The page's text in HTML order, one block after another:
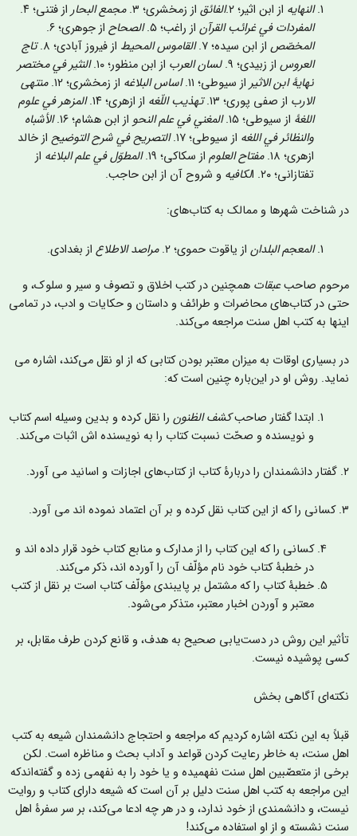
النهایهاز ابن اثیر؛ ٢. الفائقاز زمخشری؛ ٣. مجمع البحاراز فتنی؛ ۴.
المفردات في غرائب القرآناز راغب؛ ۵. الصحاحاز جوهری؛ ۶.
المخصّصاز ابن سيده؛ ۷. القاموس المحيطاز فیروز آبادی؛ ۸.
تاج
العروساز زبیدی؛ ۹. لسان العرباز ابن منظور؛ ۱۰.
النثير في مختصر
نهايۀ ابن الاثیراز سیوطی؛ ۱۱. اساس البلاغهاز زمخشری؛ ۱۲.
منتهی
الارباز صفی پوری؛ ۱۳. تهذيب اللّغهاز ازهری؛ ۱۴.
المزهر في علوم
اللغۀاز سیوطی؛ ۱۵. المغني في علم النحواز ابن هشام؛ ۱۶.
الأشباه
والنظائر في اللغهاز سیوطی؛ ۱۷. التصريح في شرح التوضيحاز خالد
ازهری؛ ۱۸.
مفتاح العلوماز سکاکی؛ ۱۹. المطوّل في علم البلاغهاز
تفتازانی؛ ۲۰. ا
لکافيهو شروح آن از ابن حاجب.
شناخت شهرها و ممالک به کتاب‌های:
المعجم البلداناز یاقوت حموی؛ ۲. مراصد الاطلاعاز بغدادی.
صاحبعبقاتهمچنین در کتب اخلاق و تصوف و سیر و سلوک، و
در کتاب‌های محاضرات و طرائف و داستان و حکایات و ادب، در تمامی
به کتب اهل سنت مراجعه می‌کند.
بسیاری اوقات به میزان معتبر بودن کتابی که از او نقل می‌کند، اشاره می
روش او در این‌باره چنین است که:
ابتدا گفتار صاحبکشف الظنونرا نقل کرده و بدین وسیله اسم کتاب
و نویسنده و صحّت نسبت کتاب را به نویسنده اش اثبات می‌کند.
کسانی را که این کتاب را از مدارک و منابع کتاب خود قرار داده اند و
در خطبۀ کتاب خود نام مؤلّف آن را آورده اند، ذکر می‌کند.
خطبۀ کتاب را که مشتمل بر پایبندی مؤلّف کتاب است بر نقل از کتب
معتبر و آوردن اخبار معتبر، متذکر می‌شود.
این روش در دست‌یابی صحیح به هدف، و قانع کردن طرف مقابل، بر
پوشیده نیست.
آگاهی بخش
به این نکته اشاره کردیم که مراجعه و احتجاج دانشمندان شیعه به کتب
سنت، به خاطر رعایت کردن قواعد و آداب بحث و مناظره است. لکن
از متعصّبین اهل سنت نفهمیده و یا خود را به نفهمی زده و گفته‌اندکه
مراجعه به کتب اهل سنت دلیل بر آن است که شیعه دارای کتاب و روایت
و دانشمندی از خود ندارد، و در هر چه ادعا می‌کند، بر سر سفرۀ اهل
نشسته و از او استفاده می‌کند!